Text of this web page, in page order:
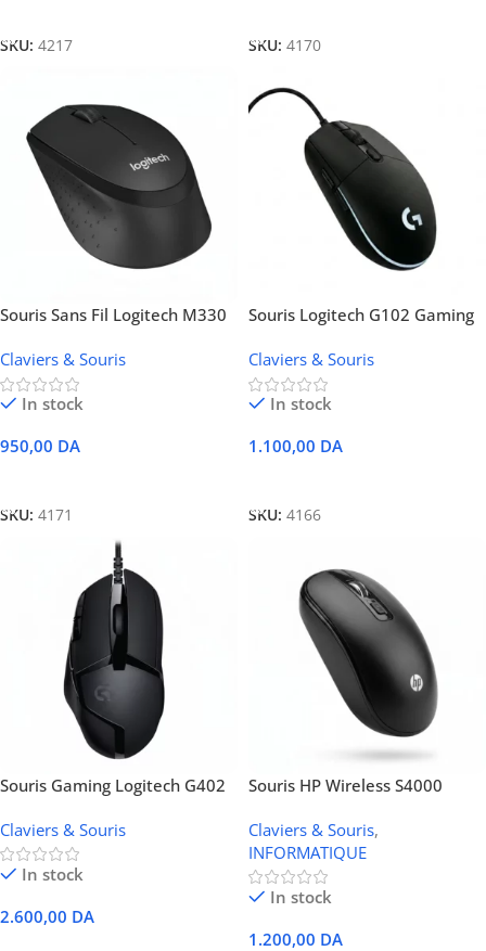
SKU: 4217
SKU: 4170
Souris Sans Fil Logitech M330
Claviers & Souris
In stock
950,00 DA
SKU: 4171
Souris Logitech G102 Gaming
Claviers & Souris
In stock
1.100,00 DA
SKU: 4166
Souris Gaming Logitech G402
Claviers & Souris
In stock
2.600,00 DA
Souris HP Wireless S4000
Claviers & Souris,
INFORMATIQUE
In stock
1.200,00 DA